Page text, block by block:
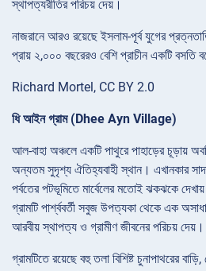
স্থাপত্যরীতির পরিচয় দেয়।
নাজরানে আরও রয়েছে ইসলাম-পূর্ব যুগের
প্রায় ২,০০০ বছরেরও বেশি প্রাচীন একটি বসতি
Richard Mortel, CC BY 2.0
ধি আইন গ্রাম (Dhee Ayn Village)
আল-বাহা অঞ্চলে একটি পাথুরে পাহাড়ের চূড়ায়
অন্যতম সুদৃশ্য ঐতিহ্যবাহী স্থান। এখানকার
পর্বতের পটভূমিতে মার্বেলের মতোই ঝকঝকে
গ্রামটি পার্শ্ববর্তী সবুজ উপত্যকা থেকে এক
আরবীয় স্থাপত্য ও গ্রামীণ জীবনের পরিচয় দেয়।
গ্রামটিতে রয়েছে বহু তলা বিশিষ্ট চুনাপাথরের